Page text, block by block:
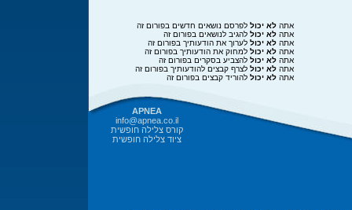
אתה לא יכול לפרסם נושאים חדשים בפורום זה
אתה לא יכול להגיב לנושאים בפורום זה
אתה לא יכול לערוך את הודעותיך בפורום זה
אתה לא יכול למחוק את הודעותיך בפורום זה
אתה לא יכול להצביע בסקרים בפורום זה
אתה לא יכול לצרף קבצים להודעותיך בפורום זה
אתה לא יכול להוריד קבצים בפורום זה
APNEA
info@apnea.co.il
קורס צלילה חופשית
ציוד צלילה חופשית